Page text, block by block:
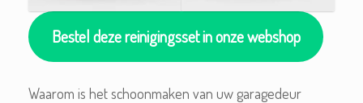
Bestel deze reinigingsset in onze webshop
Waarom is het schoonmaken van uw garagedeur